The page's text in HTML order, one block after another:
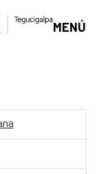
MENÚ